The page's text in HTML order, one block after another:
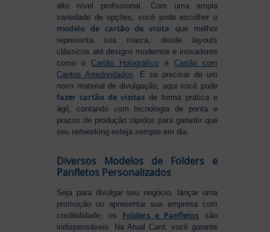
alto nível profissional. Com uma ampla
variedade de opções, você pode escolher o
modelo de cartão de visita que melhor
representa sua marca, desde layouts
clássicos até designs modernos e inovadores
como oCartão Holográfico e Cartão com
Cantos Arredondados. E se precisar de um
novo material de divulgação, aqui você pode
fazer cartão de visitas de forma prática e
ágil, contando com tecnologia de ponta e
prazos de produção rápidos para garantir que
seu networking esteja sempre em dia.
Diversos Modelos de Folders e
Panfletos Personalizados
Seja para divulgar seu negócio, lançar uma
promoção ou apresentar sua empresa com
credibilidade, os Folders e Panfletos são
indispensáveis. Na Atual Card, você garante